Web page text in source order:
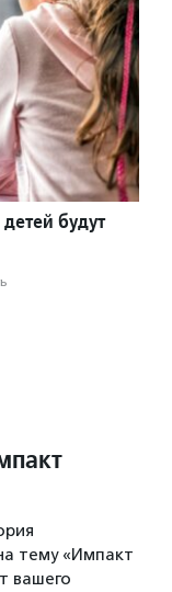
будут
тему «Импакт
вашего